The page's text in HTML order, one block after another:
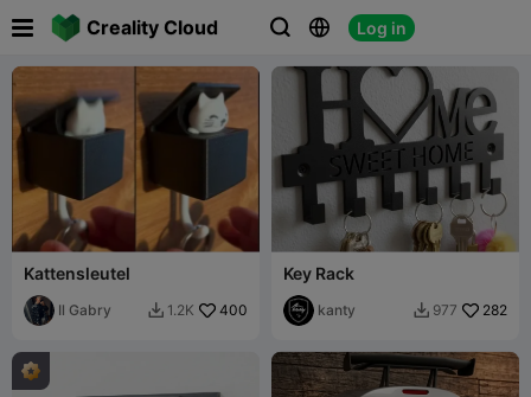
Creality Cloud   Log in

Kattensleutel
Il Gabry  1.2K 400
Key Rack
kanty  977 282